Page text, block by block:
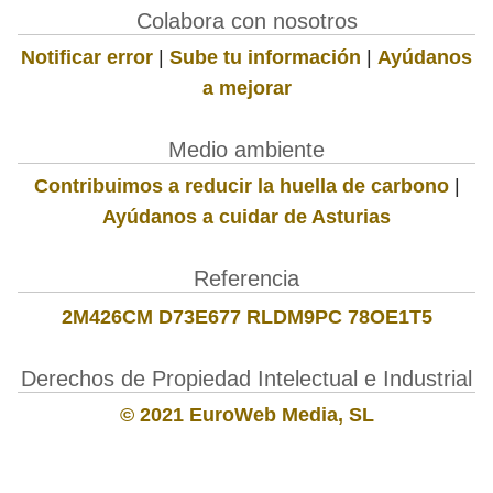
Colabora con nosotros
Notificar error | Sube tu información | Ayúdanos
a mejorar
Medio ambiente
Contribuimos a reducir la huella de carbono|
Ayúdanos a cuidar de Asturias
Referencia
2M426CM D73E677 RLDM9PC 78OE1T5
Derechos de Propiedad Intelectual e Industrial
© 2021 EuroWeb Media, SL